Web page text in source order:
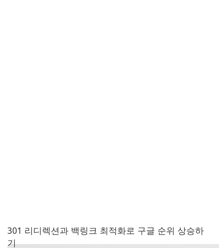
301 리디렉션과 백링크 최적화로 구글 순위 상승하
기